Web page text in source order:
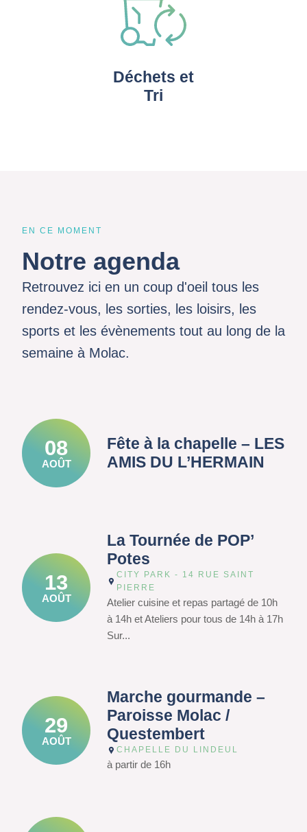
Déchets et
Tri
EN CE MOMENT
Notre agenda
Retrouvez ici en un coup d'oeil tous les
rendez-vous, les sorties, les loisirs, les
sports et les évènements tout au long de la
semaine à Molac.
08
AOÛT
Fête à la chapelle – LES
AMIS DU L’HERMAIN
13
AOÛT
La Tournée de POP’
Potes
CITY PARK - 14 RUE SAINT
PIERRE
Atelier cuisine et repas partagé de 10h
à 14h et Ateliers pour tous de 14h à 17h
Sur...
29
AOÛT
Marche gourmande –
Paroisse Molac /
Questembert
CHAPELLE DU LINDEUL
à partir de 16h